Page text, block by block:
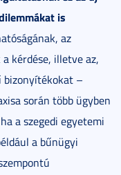
is
az
kérdése, illetve az,
bizonyítékokat –
során több ügyben
a szegedi egyetemi
a bűnügyi